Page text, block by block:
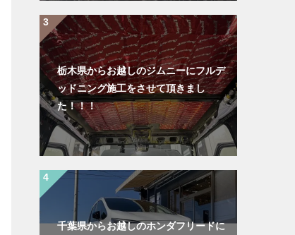
栃木県からお越しのジムニーにフルデ
ッドニング施工をさせて頂きまし
た！！！
千葉県からお越しのホンダフリードに